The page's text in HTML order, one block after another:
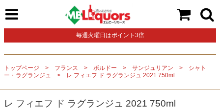
毎週火曜日はポイント3倍
トップページ フランス ボルドー サンジュリアン
シャト
ー・ラグランジュ
レ フィエフ ド ラグランジュ 2021 750ml
レ フィエフ ド ラグランジュ 2021 750ml